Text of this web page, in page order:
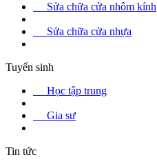
Sửa chữa cửa nhôm kính
Sửa chữa cửa nhựa
Tuyển sinh
Học tập trung
Gia sư
Tin tức